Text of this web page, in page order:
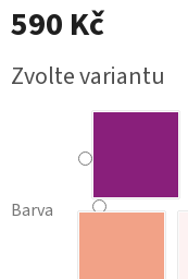
590 Kč
Měrná
cena:
Zvolte variantu
Barva